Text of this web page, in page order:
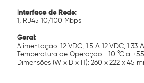
Interface de Rede:
1, RJ45 10/100 Mbps
Geral:
Alimentação: 12 VDC, 1.5 A 12 VDC, 1.33
Temperatura de Operação: -10 °C a +55
Dimensões (W x D x H): 260 x 222 x 45